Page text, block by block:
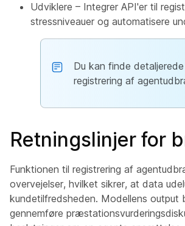
Udviklere – Integrer API'er til
stressniveauer og automatisere
Du kan finde
registrering af
Retningslinjer for
Funktionen til registrering af
overvejelser, hvilket sikrer, at data
kundetilfredsheden. Modellens
gennemføre